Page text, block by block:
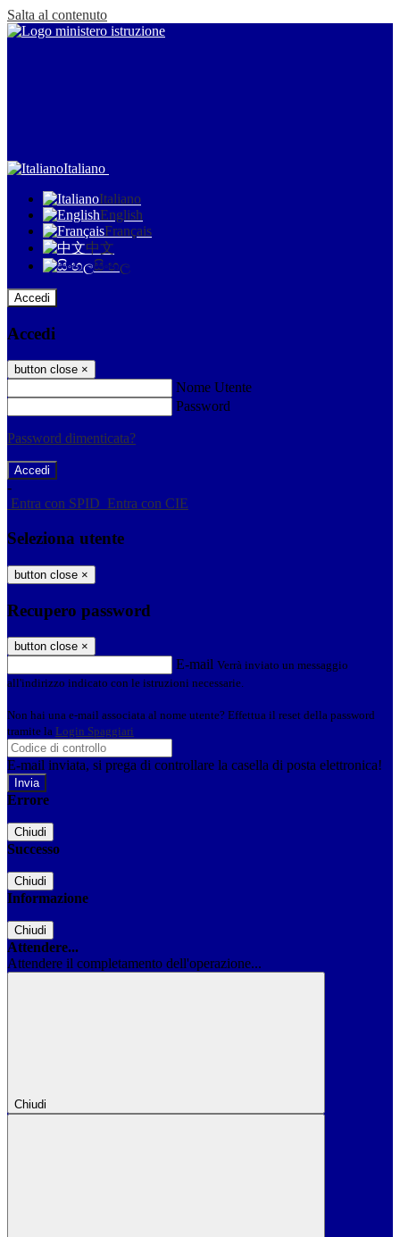
Salta al contenuto
Italiano
Italiano
English
Français
中文
සිංහල
Accedi
Accedi
button close ×
Nome Utente
Password
Password dimenticata?
-
Entra con SPID Entra con CIE
Seleziona utente
button close ×
Recupero password
button close ×
E-mail Verrà inviato un messaggio
all'indirizzo indicato con le istruzioni necessarie.
Non hai una e-mail associata al nome utente? Effettua il reset della password
tramite la Login Spaggiari
E-mail inviata, si prega di controllare la casella di posta elettronica!
Errore
Chiudi
Successo
Chiudi
Informazione
Chiudi
Attendere...
Attendere il completamento dell'operazione...
Chiudi